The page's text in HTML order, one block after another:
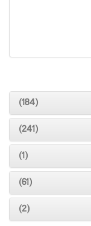
(184)
(241)
(1)
(61)
(2)